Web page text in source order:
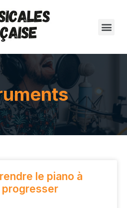
le piano à
progresser